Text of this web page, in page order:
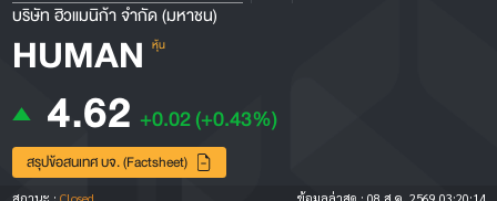
บริษัท ฮิวแมนิก้า จำกัด (มหาชน)
HUMAN หุ้น
4.62 +0.02(+0.43%)
สรุปข้อสนเทศ บจ. (Factsheet)